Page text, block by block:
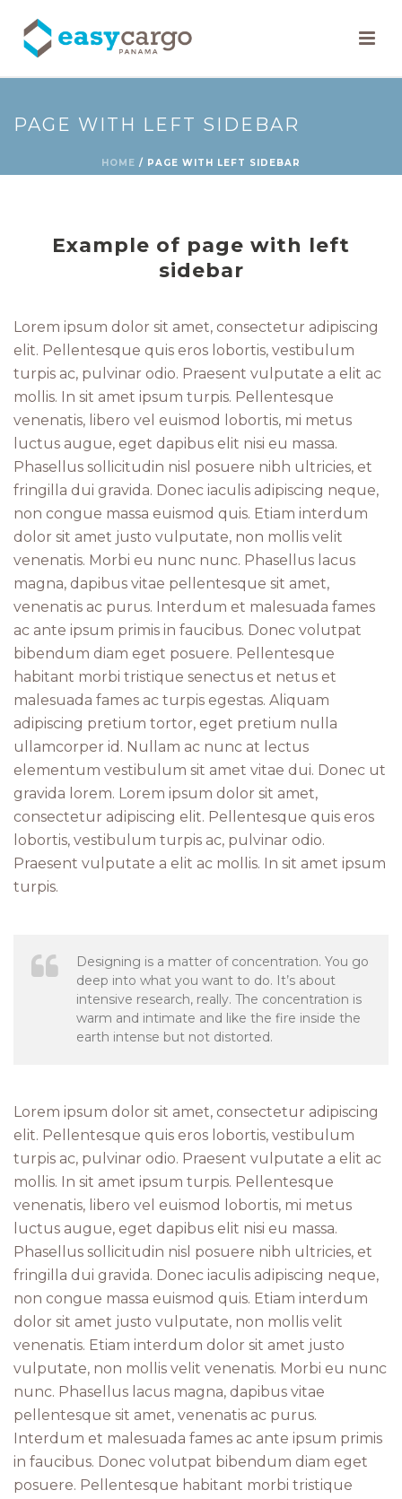
PAGE WITH LEFT SIDEBAR
HOME / PAGE WITH LEFT SIDEBAR
Example of page with left
sidebar
Lorem ipsum dolor sit amet, consectetur adipiscing
elit. Pellentesque quis eros lobortis, vestibulum
turpis ac, pulvinar odio. Praesent vulputate a elit ac
mollis. In sit amet ipsum turpis. Pellentesque
venenatis, libero vel euismod lobortis, mi metus
luctus augue, eget dapibus elit nisi eu massa.
Phasellus sollicitudin nisl posuere nibh ultricies, et
fringilla dui gravida. Donec iaculis adipiscing neque,
non congue massa euismod quis. Etiam interdum
dolor sit amet justo vulputate, non mollis velit
venenatis. Morbi eu nunc nunc. Phasellus lacus
magna, dapibus vitae pellentesque sit amet,
venenatis ac purus. Interdum et malesuada fames
ac ante ipsum primis in faucibus. Donec volutpat
bibendum diam eget posuere. Pellentesque
habitant morbi tristique senectus et netus et
malesuada fames ac turpis egestas. Aliquam
adipiscing pretium tortor, eget pretium nulla
ullamcorper id. Nullam ac nunc at lectus
elementum vestibulum sit amet vitae dui. Donec ut
gravida lorem. Lorem ipsum dolor sit amet,
consectetur adipiscing elit. Pellentesque quis eros
lobortis, vestibulum turpis ac, pulvinar odio.
Praesent vulputate a elit ac mollis. In sit amet ipsum
turpis.
Designing is a matter of concentration. You go
deep into what you want to do. It’s about
intensive research, really. The concentration is
warm and intimate and like the fire inside the
earth intense but not distorted.
Lorem ipsum dolor sit amet, consectetur adipiscing
elit. Pellentesque quis eros lobortis, vestibulum
turpis ac, pulvinar odio. Praesent vulputate a elit ac
mollis. In sit amet ipsum turpis. Pellentesque
venenatis, libero vel euismod lobortis, mi metus
luctus augue, eget dapibus elit nisi eu massa.
Phasellus sollicitudin nisl posuere nibh ultricies, et
fringilla dui gravida. Donec iaculis adipiscing neque,
non congue massa euismod quis. Etiam interdum
dolor sit amet justo vulputate, non mollis velit
venenatis. Etiam interdum dolor sit amet justo
vulputate, non mollis velit venenatis. Morbi eu nunc
nunc. Phasellus lacus magna, dapibus vitae
pellentesque sit amet, venenatis ac purus.
Interdum et malesuada fames ac ante ipsum primis
in faucibus. Donec volutpat bibendum diam eget
posuere. Pellentesque habitant morbi tristique